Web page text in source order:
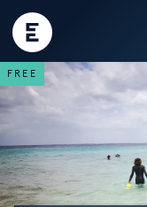
Encounter
Edu
Live Lessons
Resources
Multimedia
FREE